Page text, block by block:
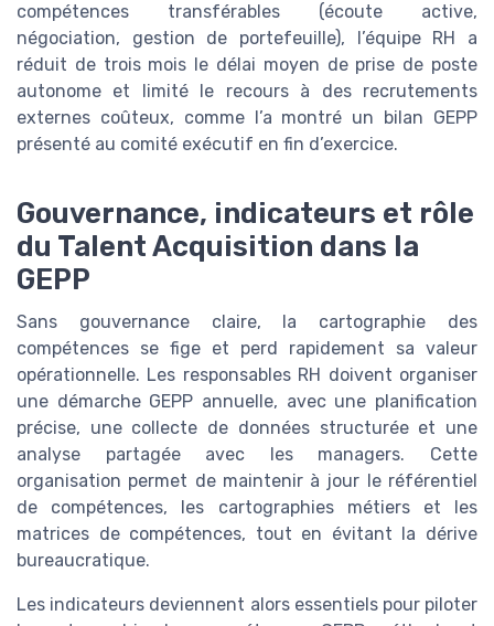
compétences transférables (écoute active,
négociation, gestion de portefeuille), l’équipe RH a
réduit de trois mois le délai moyen de prise de poste
autonome et limité le recours à des recrutements
externes coûteux, comme l’a montré un bilan GEPP
présenté au comité exécutif en fin d’exercice.
Gouvernance, indicateurs et rôle
du Talent Acquisition dans la
GEPP
Sans gouvernance claire, la cartographie des
compétences se fige et perd rapidement sa valeur
opérationnelle. Les responsables RH doivent organiser
une démarche GEPP annuelle, avec une planification
précise, une collecte de données structurée et une
analyse partagée avec les managers. Cette
organisation permet de maintenir à jour le référentiel
de compétences, les cartographies métiers et les
matrices de compétences, tout en évitant la dérive
bureaucratique.
Les indicateurs deviennent alors essentiels pour piloter